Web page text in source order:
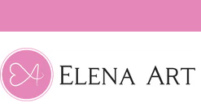
съдържанието